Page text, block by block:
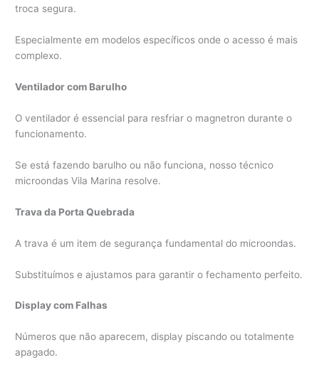
troca segura.
Especialmente em modelos específicos onde o acesso é mais
complexo.
Ventilador com Barulho
O ventilador é essencial para resfriar o magnetron durante o
funcionamento.
Se está fazendo barulho ou não funciona, nosso técnico
microondas Vila Marina resolve.
Trava da Porta Quebrada
A trava é um item de segurança fundamental do microondas.
Substituímos e ajustamos para garantir o fechamento perfeito.
Display com Falhas
Números que não aparecem, display piscando ou totalmente
apagado.